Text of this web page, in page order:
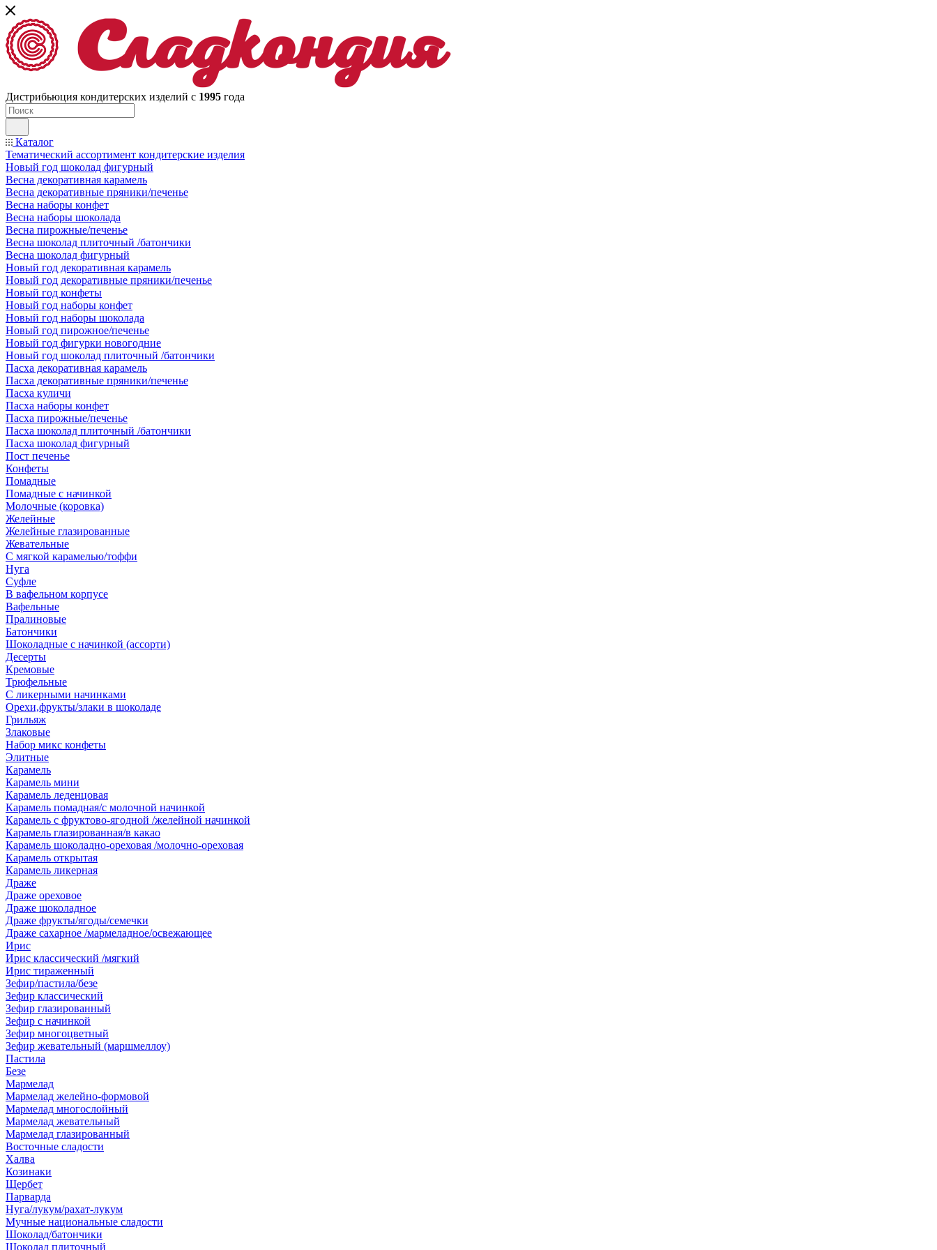
Дистрибьюция кондитерских изделий с 1995 года
Каталог
Тематический ассортимент кондитерские изделия
Новый год шоколад фигурный
Весна декоративная карамель
Весна декоративные пряники/печенье
Весна наборы конфет
Весна наборы шоколада
Весна пирожные/печенье
Весна шоколад плиточный /батончики
Весна шоколад фигурный
Новый год декоративная карамель
Новый год декоративные пряники/печенье
Новый год конфеты
Новый год наборы конфет
Новый год наборы шоколада
Новый год пирожное/печенье
Новый год фигурки новогодние
Новый год шоколад плиточный /батончики
Пасха декоративная карамель
Пасха декоративные пряники/печенье
Пасха куличи
Пасха наборы конфет
Пасха пирожные/печенье
Пасха шоколад плиточный /батончики
Пасха шоколад фигурный
Пост печенье
Конфеты
Помадные
Помадные с начинкой
Молочные (коровка)
Желейные
Желейные глазированные
Жевательные
С мягкой карамелью/тоффи
Нуга
Суфле
В вафельном корпусе
Вафельные
Пралиновые
Батончики
Шоколадные с начинкой (ассорти)
Десерты
Кремовые
Трюфельные
С ликерными начинками
Орехи,фрукты/злаки в шоколаде
Грильяж
Злаковые
Набор микс конфеты
Элитные
Карамель
Карамель мини
Карамель леденцовая
Карамель помадная/с молочной начинкой
Карамель с фруктово-ягодной /желейной начинкой
Карамель глазированная/в какао
Карамель шоколадно-ореховая /молочно-ореховая
Карамель открытая
Карамель ликерная
Драже
Драже ореховое
Драже шоколадное
Драже фрукты/ягоды/семечки
Драже сахарное /мармеладное/освежающее
Ирис
Ирис классический /мягкий
Ирис тираженный
Зефир/пастила/безе
Зефир классический
Зефир глазированный
Зефир с начинкой
Зефир многоцветный
Зефир жевательный (маршмеллоу)
Пастила
Безе
Мармелад
Мармелад желейно-формовой
Мармелад многослойный
Мармелад жевательный
Мармелад глазированный
Восточные сладости
Халва
Козинаки
Щербет
Парварда
Нуга/лукум/рахат-лукум
Мучные национальные сладости
Шоколад/батончики
Шоколад плиточный